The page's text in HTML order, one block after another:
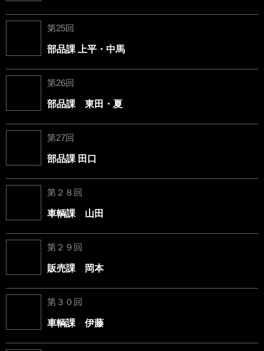
第25回
部品課 上平・中馬
第26回
部品課 東田・夏
第27回
部品課 田口
第２８回
車輌課 山田
第２９回
販売課 岡本
第３０回
車輌課 伊藤